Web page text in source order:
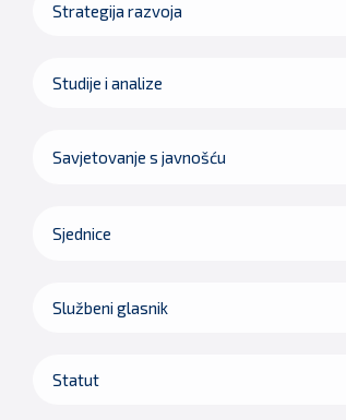
Strategija razvoja
Studije i analize
Savjetovanje s javnošću
Sjednice
Službeni glasnik
Statut